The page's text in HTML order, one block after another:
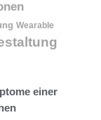
Wearable
einer